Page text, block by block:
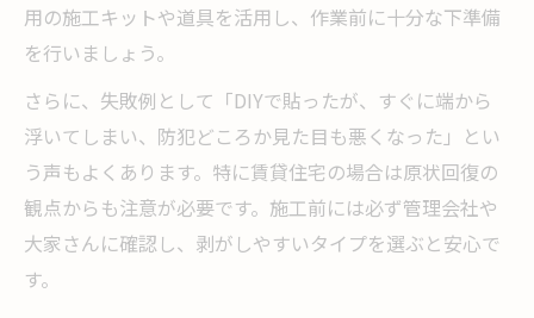
用の施工キットや道具を活用し、作業前に十分な下準備
を行いましょう。
さらに、失敗例として「DIYで貼ったが、すぐに端から
浮いてしまい、防犯どころか見た目も悪くなった」とい
う声もよくあります。特に賃貸住宅の場合は原状回復の
観点からも注意が必要です。施工前には必ず管理会社や
大家さんに確認し、剥がしやすいタイプを選ぶと安心で
す。